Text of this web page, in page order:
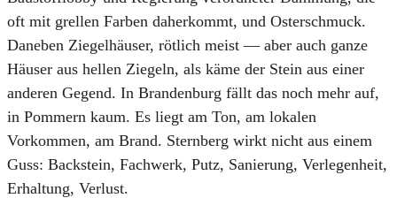
oft mit grellen Farben daherkommt, und Osterschmuck.
Daneben Ziegelhäuser, rötlich meist — aber auch ganze
Häuser aus hellen Ziegeln, als käme der Stein aus einer
anderen Gegend. In Brandenburg fällt das noch mehr auf,
in Pommern kaum. Es liegt am Ton, am lokalen
Vorkommen, am Brand. Sternberg wirkt nicht aus einem
Guss: Backstein, Fachwerk, Putz, Sanierung, Verlegenheit,
Erhaltung, Verlust.